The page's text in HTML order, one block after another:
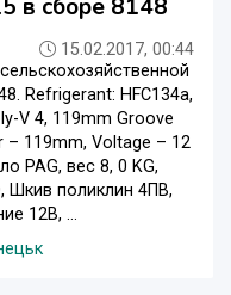
в сборе 8148
15.02.2017, 00:44
Refrigerant: HFC134a,
V 4, 119mm Groove
– 119mm, Voltage – 12
PAG, вес 8, 0 KG,
Шкив поликлин 4ПВ,
12В, ...